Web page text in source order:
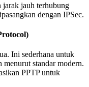
jauh terhubung
dengan IPSec.
Ini sederhana untuk
menurut standar modern.
PPTP untuk